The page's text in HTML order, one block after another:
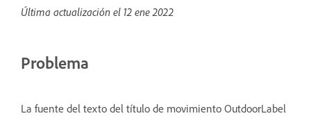
Última actualización el 12 ene 2022
Problema
La fuente del texto del título de movimiento OutdoorLabel